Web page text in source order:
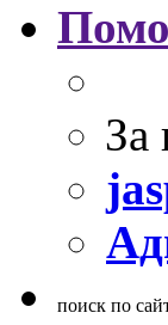
За
поиск по